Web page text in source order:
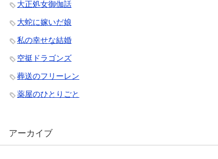
大正処女御伽話
大蛇に嫁いだ娘
私の幸せな結婚
空挺ドラゴンズ
葬送のフリーレン
薬屋のひとりごと
アーカイブ